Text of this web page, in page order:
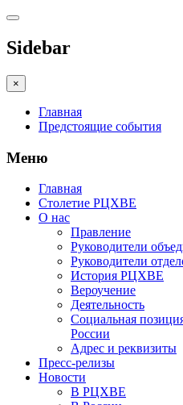
Sidebar
×
Главная
Предстоящие события
Меню
Главная
Столетие РЦХВЕ
О нас
Правление
Руководители
Руководители
История РЦХВЕ
Вероучение
Деятельность
Социальная
России
Адрес и реквизиты
Пресс-релизы
Новости
В РЦХВЕ